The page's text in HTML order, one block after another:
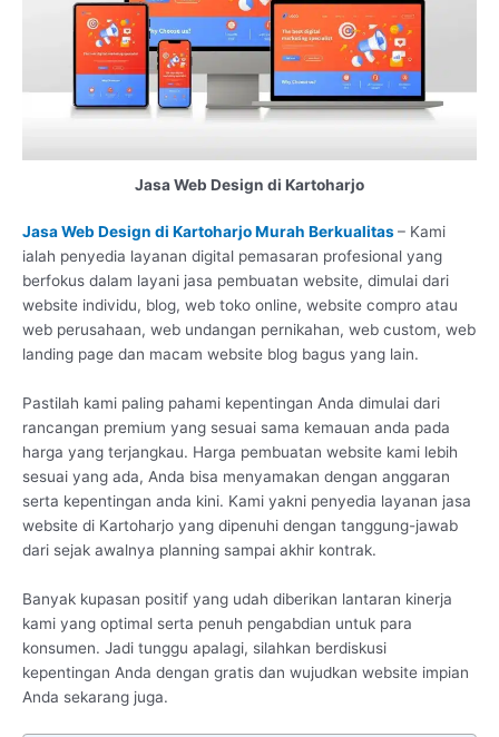
Jasa Web Design di Kartoharjo
Jasa Web Design di Kartoharjo Murah Berkualitas– Kami
ialah penyedia layanan digital pemasaran profesional yang
berfokus dalam layani jasa pembuatan website, dimulai dari
website individu, blog, web toko online, website compro atau
web perusahaan, web undangan pernikahan, web custom, web
landing page dan macam website blog bagus yang lain.
Pastilah kami paling pahami kepentingan Anda dimulai dari
rancangan premium yang sesuai sama kemauan anda pada
harga yang terjangkau. Harga pembuatan website kami lebih
sesuai yang ada, Anda bisa menyamakan dengan anggaran
serta kepentingan anda kini. Kami yakni penyedia layanan jasa
website di Kartoharjo yang dipenuhi dengan tanggung-jawab
dari sejak awalnya planning sampai akhir kontrak.
Banyak kupasan positif yang udah diberikan lantaran kinerja
kami yang optimal serta penuh pengabdian untuk para
konsumen. Jadi tunggu apalagi, silahkan berdiskusi
kepentingan Anda dengan gratis dan wujudkan website impian
Anda sekarang juga.